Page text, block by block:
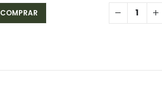
COMPRAR